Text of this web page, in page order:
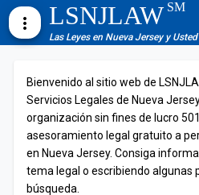
more_vert LSNJLAWSM
Las Leyes en Nueva Jersey y Usted
Bienvenido al sitio web de
Servicios Legales de Nueva
organización sin fines de lucro
asesoramiento legal gratuito a
en Nueva Jersey. Consiga
tema legal o escribiendo algunas
búsqueda.